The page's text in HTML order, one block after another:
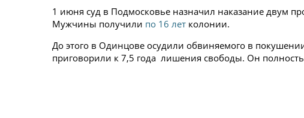
1 июня суд в Подмосковье назначил наказание двум
Мужчины получили по 16 лет колонии.
До этого в Одинцове осудили обвиняемого в
приговорили к 7,5 года лишения свободы. Он